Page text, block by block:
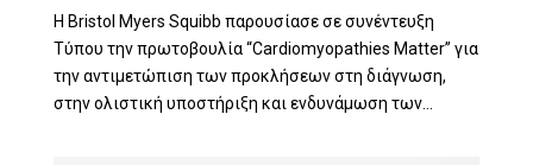
Η Bristol Myers Squibb παρουσίασε σε συνέντευξη
Τύπου την πρωτοβουλία “Cardiomyopathies Matter” για
την αντιμετώπιση των προκλήσεων στη διάγνωση,
στην ολιστική υποστήριξη και ενδυνάμωση των...